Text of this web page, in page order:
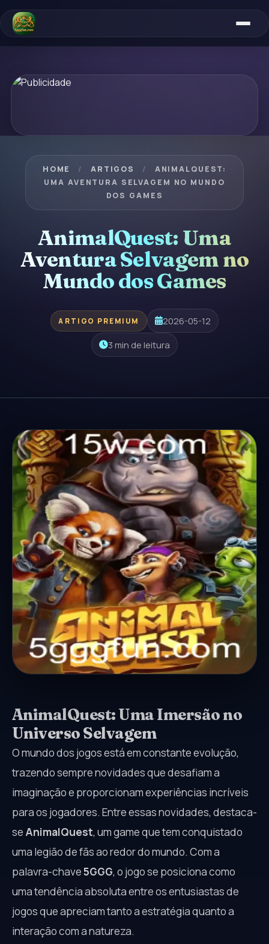
HOME / ARTIGOS /
ANIMALQUEST:
UMA AVENTURA SELVAGEM NO MUNDO
DOS GAMES
AnimalQuest: Uma
Aventura Selvagem no
Mundo dos Games
ARTIGO PREMIUM
2026-05-12
3 min de leitura
AnimalQuest: Uma Imersão no
Universo Selvagem
O mundo dos jogos está em constante evolução,
trazendo sempre novidades que desafiam a
imaginação e proporcionam experiências incríveis
para os jogadores. Entre essas novidades, destaca-
se AnimalQuest, um game que tem conquistado
uma legião de fãs ao redor do mundo. Com a
palavra-chave5GGG, o jogo se posiciona como
uma tendência absoluta entre os entusiastas de
jogos que apreciam tanto a estratégia quanto a
interação com a natureza.